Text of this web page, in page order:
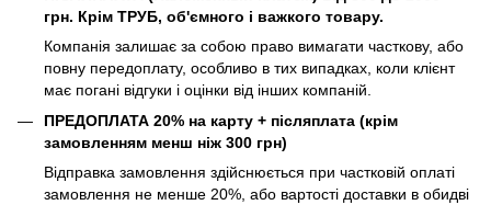
грн. Крім ТРУБ, об'ємного і важкого товару.
Компанія залишає за собою право вимагати часткову, або
повну передоплату, особливо в тих випадках, коли клієнт
має погані відгуки і оцінки від інших компаній.
ПРЕДОПЛАТА 20% на карту + післяплата (крім
замовленням менш ніж 300 грн)
Відправка замовлення здійснюється при частковій оплаті
замовлення не менше 20%, або вартості доставки в обидві